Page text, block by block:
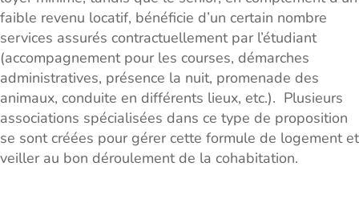
faible revenu locatif, bénéficie d’un certain nombre
services assurés contractuellement par l’étudiant
(accompagnement pour les courses, démarches
administratives, présence la nuit, promenade des
animaux, conduite en différents lieux, etc.). Plusieurs
associations spécialisées dans ce type de proposition
se sont créées pour gérer cette formule de logement et
veiller au bon déroulement de la cohabitation.